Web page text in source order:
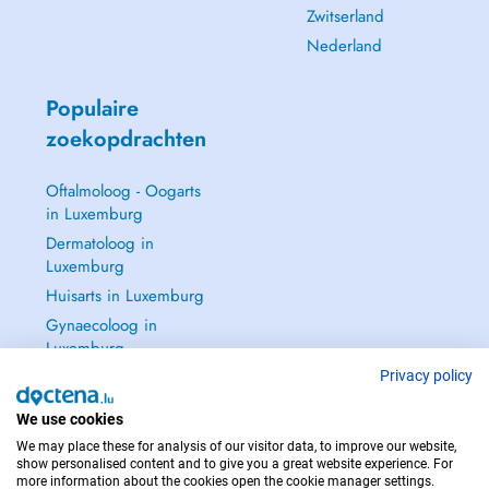
Zwitserland
Nederland
Populaire
zoekopdrachten
Oftalmoloog - Oogarts
in Luxemburg
Dermatoloog in
Luxemburg
Huisarts in Luxemburg
Gynaecoloog in
Luxemburg
Privacy policy
We use cookies
We may place these for analysis of our visitor data, to improve our website,
show personalised content and to give you a great website experience. For
more information about the cookies open the cookie manager settings.